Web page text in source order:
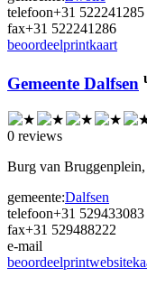
telefoon+31 522241285
fax+31 522241286
beoordeelprintkaart
Gemeente Dalfsen
0 reviews
Burg van
gemeente:Dalfsen
telefoon+31 529433083
fax+31 529488222
e-mail
beoordeelprintwebsite